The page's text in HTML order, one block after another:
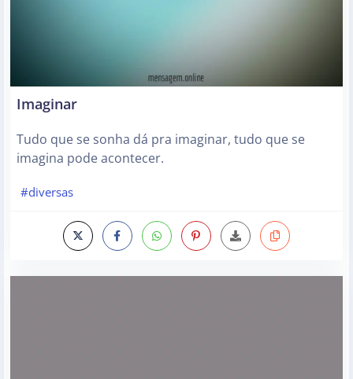
Imaginar
Tudo que se sonha dá pra imaginar, tudo que se
imagina pode acontecer.
#diversas